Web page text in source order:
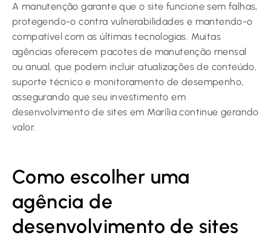
A manutenção garante que o site funcione sem falhas,
protegendo-o contra vulnerabilidades e mantendo-o
compatível com as últimas tecnologias. Muitas
agências oferecem pacotes de manutenção mensal
ou anual, que podem incluir atualizações de conteúdo,
suporte técnico e monitoramento de desempenho,
assegurando que seu investimento em
desenvolvimento de sites em Marília continue gerando
valor.
Como escolher uma
agência de
desenvolvimento de sites